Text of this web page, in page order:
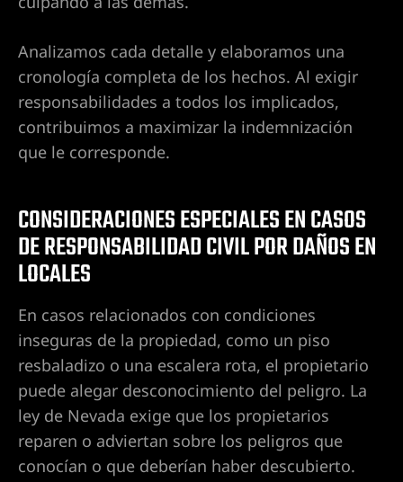
Analizamos cada detalle y elaboramos una
cronología completa de los hechos. Al exigir
responsabilidades a todos los implicados,
contribuimos a maximizar la indemnización
que le corresponde.
CONSIDERACIONES ESPECIALES EN CASOS
DE RESPONSABILIDAD CIVIL POR DAÑOS EN
LOCALES
En casos relacionados con condiciones
inseguras de la propiedad, como un piso
resbaladizo o una escalera rota, el propietario
puede alegar desconocimiento del peligro. La
ley de Nevada exige que los propietarios
reparen o adviertan sobre los peligros que
conocían o que deberían haber descubierto.
Las
de
en
en
Vegas |